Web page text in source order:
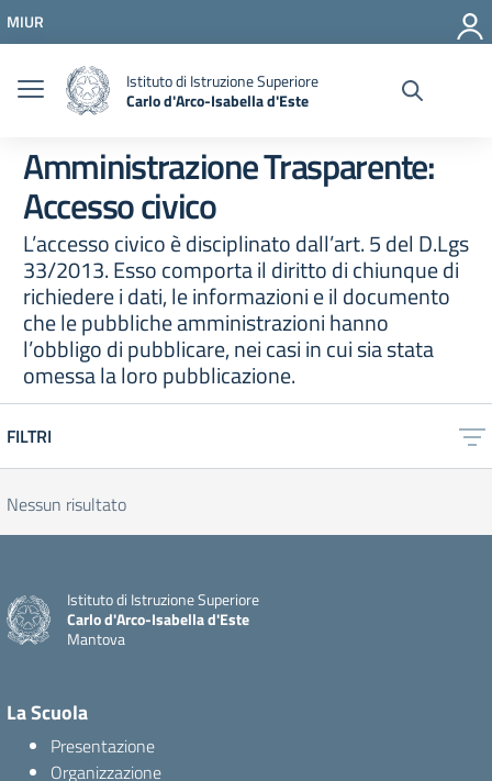
Vai al menu di navigazione
Vai al footer
MIUR
Istituto di Istruzione Superiore
Carlo d'Arco-Isabella d'Este
Amministrazione Trasparente:
Accesso civico
L’accesso civico è disciplinato dall’art. 5 del D.Lgs
33/2013. Esso comporta il diritto di chiunque di
richiedere i dati, le informazioni e il documento
che le pubbliche amministrazioni hanno
l’obbligo di pubblicare, nei casi in cui sia stata
omessa la loro pubblicazione.
FILTRI
Nessun risultato
Istituto di Istruzione Superiore
Carlo d'Arco-Isabella d'Este
Mantova
La Scuola
Presentazione
Organizzazione